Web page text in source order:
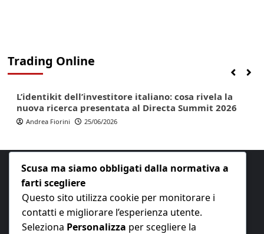
Trading Online
L’identikit dell’investitore italiano: cosa rivela la
nuova ricerca presentata al Directa Summit 2026
Andrea Fiorini 25/06/2026
E-mail:redazione@nuovaeconomia.it
Scusa ma siamo obbligati dalla normativa a
farti scegliere
Questo sito utilizza cookie per monitorare i
contatti e migliorare l’esperienza utente.
Seleziona Personalizza per scegliere la